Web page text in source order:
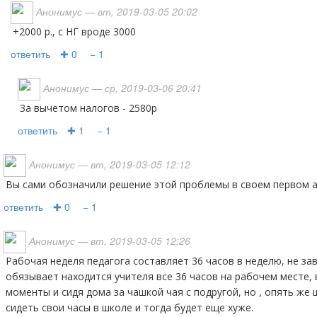
Анонимус — вт, 2019-03-05 20:02
+2000 р., с НГ вроде 3000
ответить ✚ 0 − 1
Анонимус — ср, 2019-03-06 20:41
за вычетом налогов - 2580р
ответить ✚ 1 − 1
Анонимус — вт, 2019-03-05 12:12
Вы сами обозначили решение этой проблемы в своем первом
ответить ✚ 0 − 1
Анонимус — вт, 2019-03-05 12:26
Рабочая неделя педагога составляет 36 часов в неделю, не зависимо от ставки. Школа не
обязывает находится учителя все 36 часов на рабочем
моменты и сидя дома за чашкой чая с подругой, но , опять
сидеть свои часы в школе и тогда будет еще хуже.